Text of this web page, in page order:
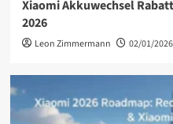
Xiaomi Akkuwechsel
2026
Leon Zimmermann 02/01/2026